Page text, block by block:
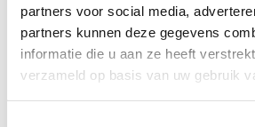
partners voor social media,
partners kunnen deze gegevens
informatie die u aan ze heeft
verzameld op basis van uw gebruik
This product is available in the